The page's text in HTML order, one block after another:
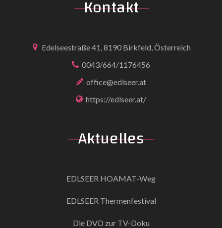
Kontakt
Edelseestraße 41, 8190 Birkfeld, Österreich
0043/664/1176456
office@edlseer.at
https://edlseer.at/
Aktuelles
EDLSEER HOAMAT-Weg
EDLSEER Thermenfestival
Die DVD zur TV-Doku